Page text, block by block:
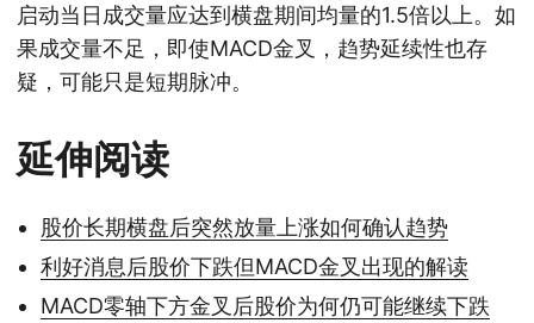
启动当日成交量应达到横盘期间均量的1.5倍以上。如
果成交量不足，即使MACD金叉，趋势延续性也存
疑，可能只是短期脉冲。
延伸阅读
股价长期横盘后突然放量上涨如何确认趋势
利好消息后股价下跌但MACD金叉出现的解读
MACD零轴下方金叉后股价为何仍可能继续下跌